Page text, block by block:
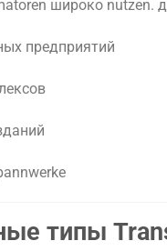
широко nutzen.
предприятий
типы